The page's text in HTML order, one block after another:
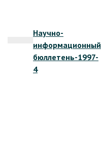
записям
Научно-
информационный
бюллетень-1997-
4